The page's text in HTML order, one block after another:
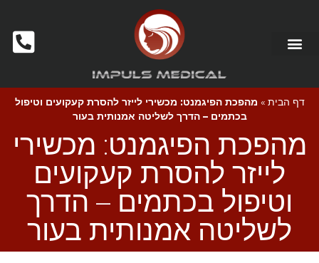
דף הבית » מהפכת הפיגמנט: מכשירי לייזר להסרת קעקועים וטיפול
בכתמים – הדרך לשליטה אמנותית בעור
מהפכת הפיגמנט: מכשירי
לייזר להסרת קעקועים
וטיפול בכתמים – הדרך
לשליטה אמנותית בעור